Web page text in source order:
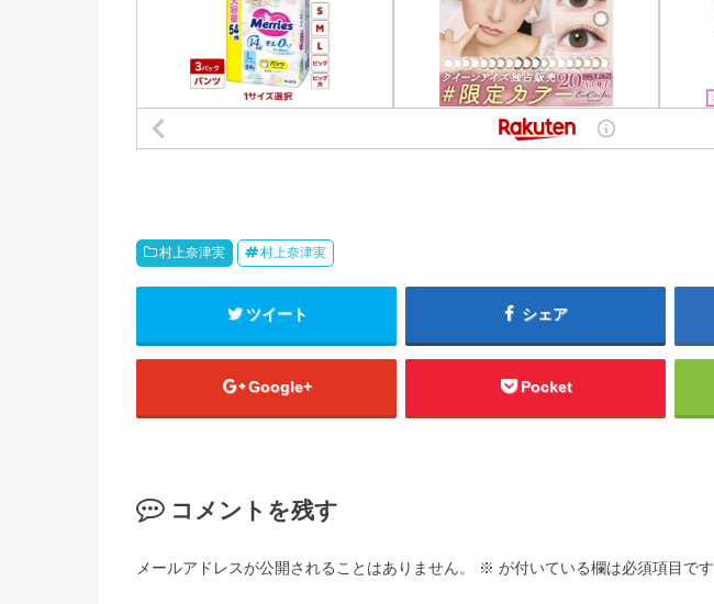
村上奈津実 村上奈津実
ツイート シェア
Google+ Pocket
コメントを残す
メールアドレスが公開されることはありません。 ※ が付いている欄は必須項目です